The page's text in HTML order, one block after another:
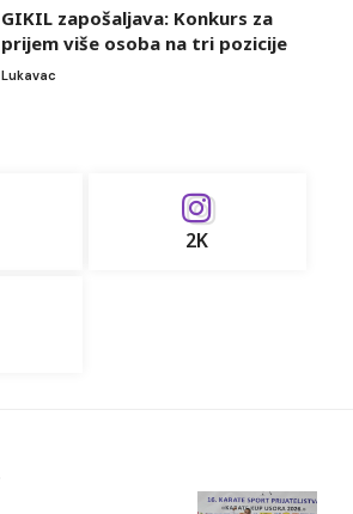
GIKIL zapošaljava: Konkurs za
prijem više osoba na tri pozicije
Lukavac
2K